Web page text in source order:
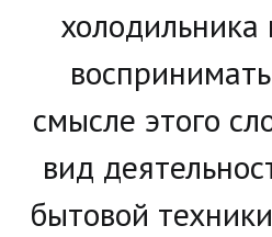
холодильника
смысле этого
вид
бытовой